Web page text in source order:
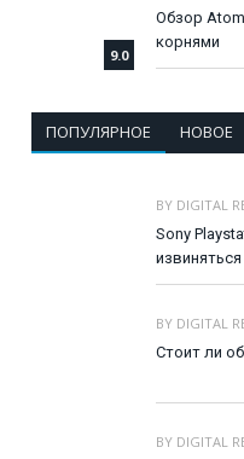
9.0
Обзор
корнями
ПОПУЛЯРНОЕ НОВОЕ
BY DIGITAL
Sony
BY DIGITAL
Стоит ли
BY DIGITAL